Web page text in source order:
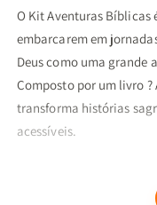
O Kit Aventuras Bíblicas
embarcarem em
Deus como uma grande
Composto por um livro ?
transforma histórias
acessíveis.
?Ensina a criança no